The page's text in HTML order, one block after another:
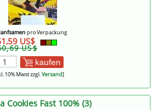
pro Verpackung
US$
US$
kaufen
10% Mwst zzgl.Versand]
Cookies Fast 100% (3)